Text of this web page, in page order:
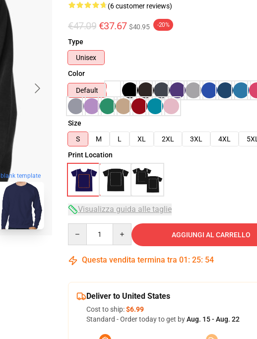
blank template
(6 customer reviews)
€47.09 €37.67 $40.95 -20%
Type
Unisex
Color
Default
Size
S
M L XL 2XL 3XL 4XL
5XL
Print Location
Visualizza guida alle taglie
AGGIUNGI AL CARRELLO
Questa vendita termina tra 01 : 25: 53
Deliver to United States
Cost to ship:$6.99
Standard - Order today to get byAug. 15 - Aug. 22